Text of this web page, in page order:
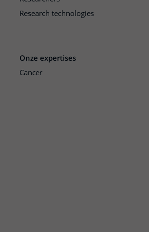
Research technologies
Onze expertises
Cancer